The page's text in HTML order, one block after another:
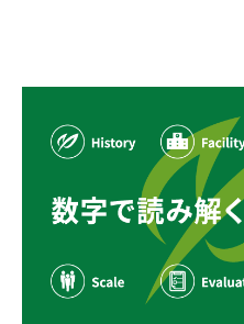
ンキングは世界の大学を各
けしたものです。評価指標
数、産学連携、国際性の多
おり、本学の教育・研究等
「Engineering
76校がランクインし、本学
す。 本学は、「確かな研究
で、地域にそして世界に貢
進します。